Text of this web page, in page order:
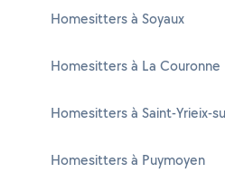
Homesitters à Soyaux
Homesitters à La Couronne
Homesitters à Saint-Yrieix-
Homesitters à Puymoyen